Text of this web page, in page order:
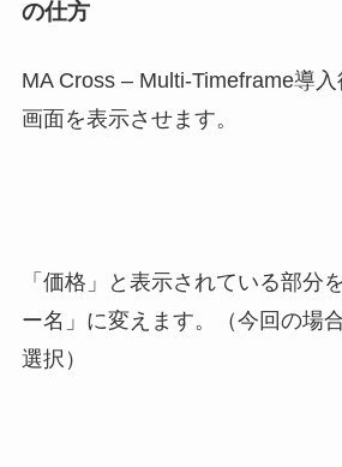
の仕方
MA Cross – Multi-Timeframe導
画面を表示させます。
「価格」と表示されている部分
ー名」に変えます。（今回の場
選択）